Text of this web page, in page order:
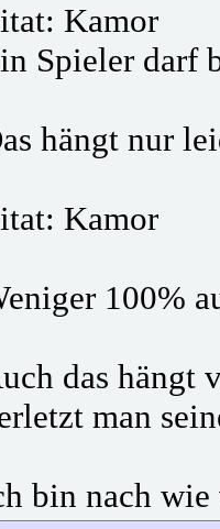
Kamor
Spieler darf
hängt nur
Kamor
100%
das hängt
man
bin nach wie